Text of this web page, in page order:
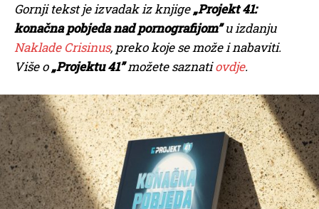
Gornji tekst je izvadak iz knjige„Projekt 41:
konačna pobjeda nad pornografijom”u izdanju
Naklade Crisinus, preko koje se može i nabaviti.
Više o„Projektu 41”možete saznatiovdje.